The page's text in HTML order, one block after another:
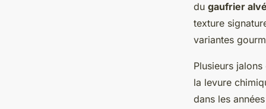
du gaufrier
texture
variantes
Plusieurs
la levure
dans les